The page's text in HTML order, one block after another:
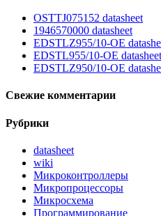
OSTTJ075152 datasheet
1946570000 datasheet
EDSTLZ955/10-OE
EDSTL955/10-OE datasheet
EDSTLZ950/10-OE
Свежие комментарии
Рубрики
datasheet
wiki
Микроконтроллеры
Микропроцессоры
Микросхема
Программирование